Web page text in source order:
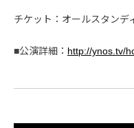
チケット：オールスタンデ
■公演詳細： http://ynos.tv/